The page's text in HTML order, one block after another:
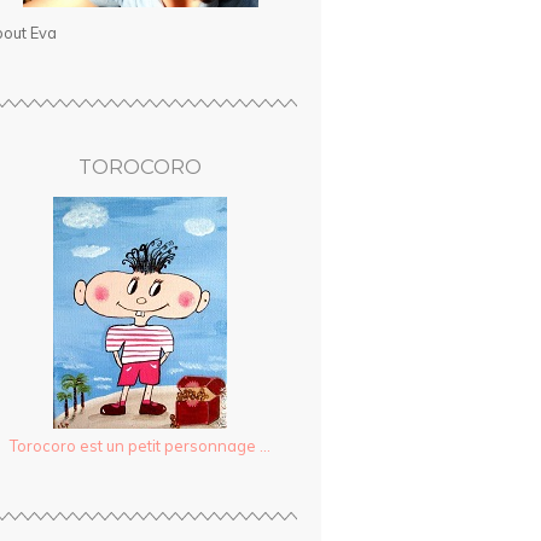
Eva
TOROCORO
Torocoro est un petit personnage ...